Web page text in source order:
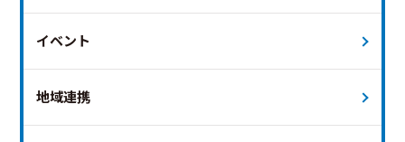
イベント
地域連携